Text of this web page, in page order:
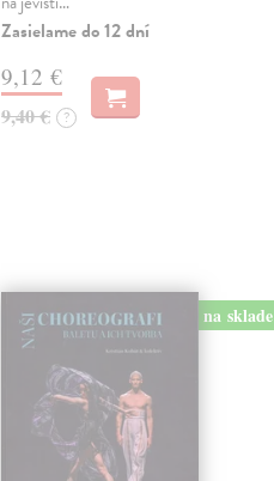
Zasielame do 12 dní
9,12 €
9,40 € ?
na sklade